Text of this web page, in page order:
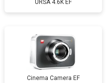
URSA 4.6K EF
Cinema Camera EF